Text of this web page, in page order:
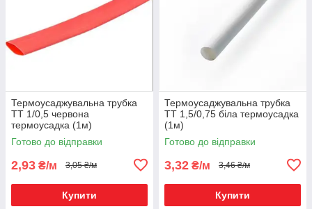
Термоусаджувальна трубка
ТТ 1/0,5 червона
термоусадка (1м)
Готово до відправки
2,93 ₴/м 3,05 ₴/м
Купити
Термоусаджувальна трубка
ТТ 1,5/0,75 біла термоусадка
(1м)
Готово до відправки
3,32 ₴/м 3,46 ₴/м
Купити